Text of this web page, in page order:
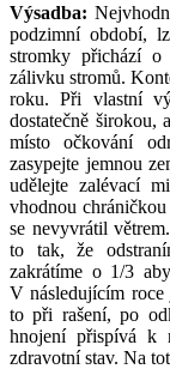
Výsadba:
podzimní období,
stromky přichází o
zálivku stromů.
roku. Při vlastní
dostatečně
místo očkování
zasypejte jemnou
udělejte zalévací
vhodnou
se nevyvrátil
to tak, že
zakrátíme o 1/3
V následujícím
to při rašení, po
hnojení přispívá k
zdravotní stav. Na